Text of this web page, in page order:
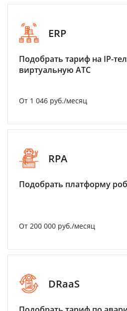
ERP
Подобрать тариф на IP-
виртуальную АТС
От 1 046 руб./месяц
RPA
Подобрать платформу
От 200 000 руб./месяц
DRaaS